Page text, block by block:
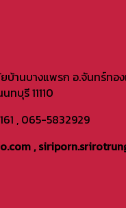
บ้านบางแพรก อ.จันทร์ทอ
บุรี 11110
, 065-5832929
,